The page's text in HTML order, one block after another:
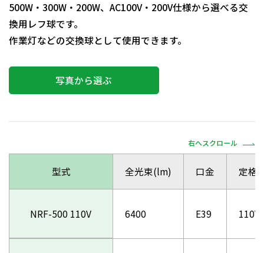
500W・300W・200W、AC100V・200V仕様から選べる交
換用レフ球です。
作業灯などの交換球として使用できます。
写真から選ぶ
右へスクロール
型式 全光束(lm) 口金 定格
NRF-500 110V 6400 E39 110V